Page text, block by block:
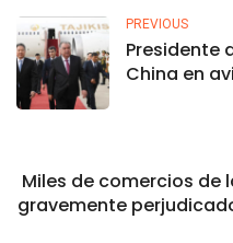
PREVIOUS
Presidente
China en
Miles de comercios de
gravemente